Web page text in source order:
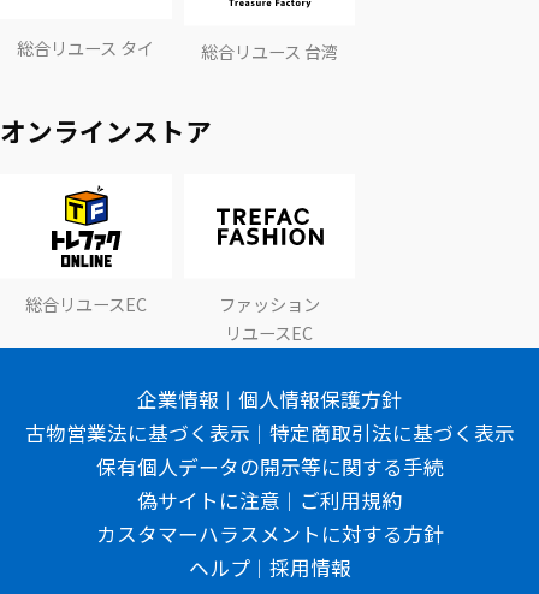
総合リユース タイ 総合リユース 台湾
オンラインストア
総合リユースEC
ファッション
リユースEC
企業情報
個人情報保護方針
古物営業法に基づく表示
特定商取引法に基づく表示
保有個人データの開示等に関する手続
偽サイトに注意
ご利用規約
カスタマーハラスメントに対する方針
ヘルプ
採用情報